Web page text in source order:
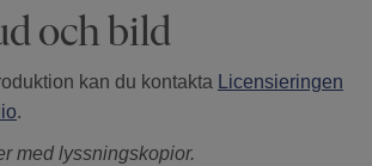
och bild
kan du kontakta
Licensieringen
.
med lyssningskopior.